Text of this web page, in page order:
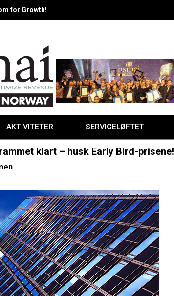
for Growth!
AKTIVITETER SERVICELØFTET
klart – husk Early Bird-prisene!